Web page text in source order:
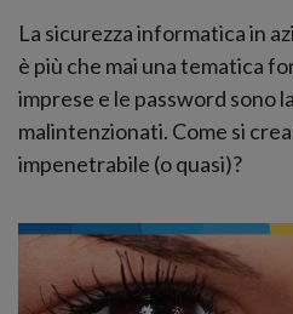
La sicurezza informatica in
è più che mai una tematica
imprese e le password sono
malintenzionati. Come si
impenetrabile (o quasi)?